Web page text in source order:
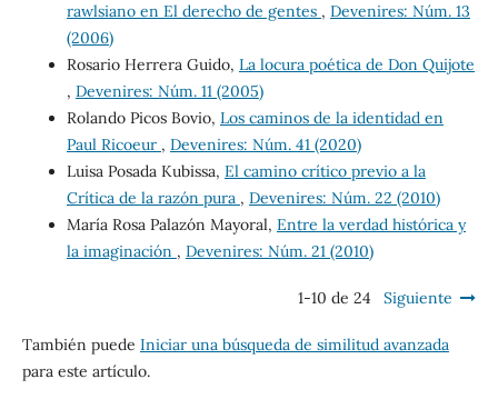
rawlsiano en El derecho de gentes , Devenires: Núm. 13
(2006)
Rosario Herrera Guido, La locura poética de Don Quijote
, Devenires: Núm. 11 (2005)
Rolando Picos Bovio, Los caminos de la identidad en
Paul Ricoeur , Devenires: Núm. 41 (2020)
Luisa Posada Kubissa, El camino crítico previo a la
Crítica de la razón pura , Devenires: Núm. 22 (2010)
María Rosa Palazón Mayoral, Entre la verdad histórica y
la imaginación , Devenires: Núm. 21 (2010)
1-10 de 24 Siguiente
También puede Iniciar una búsqueda de similitud avanzada
para este artículo.